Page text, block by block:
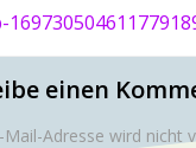
einen
Mail-Adresse wird nicht